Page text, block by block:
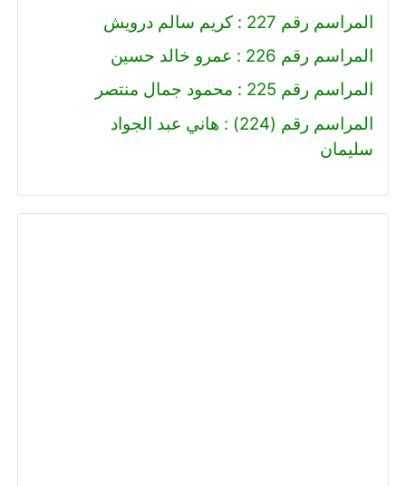
المراسم رقم 227 : كريم سالم درويش
المراسم رقم 226 : عمرو خالد حسين
المراسم رقم 225 : محمود جمال منتصر
المراسم رقم (224) : هاني عبد الجواد
سليمان